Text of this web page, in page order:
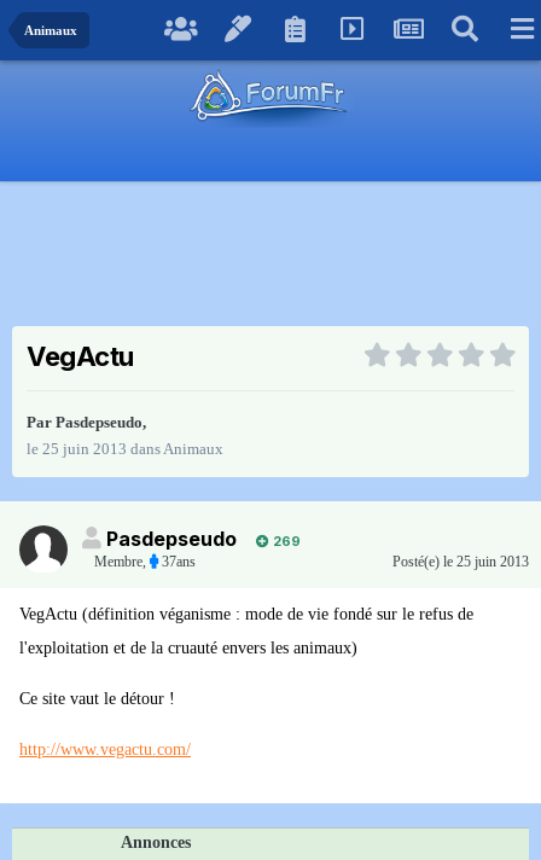
Animaux
VegActu
Par Pasdepseudo,
le 25 juin 2013 dansAnimaux
Pasdepseudo
269
Membre, 37ans Posté(e) le 25 juin 2013
VegActu (définition véganisme : mode de vie fondé sur le refus de
l'exploitation et de la cruauté envers les animaux)
Ce site vaut le détour !
http://www.vegactu.com/
Annonces